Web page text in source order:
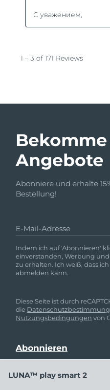
Angebote
Abonniere und erhalte
Bestellung!
E-Mail-Adresse
Indem ich auf 'Abonnieren'
einverstanden, Werbung
zu erhalten. Ich weiß, dass
abmelden kann.
Diese Seite ist durch
die
Nutzungsbedingungen von
LUNA™ play smart 2